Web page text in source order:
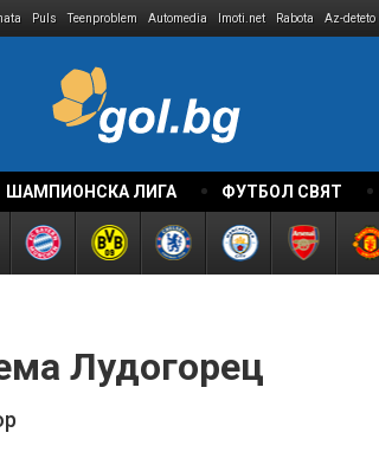
Puls Teenproblem Automedia Imoti.net Rabota Az-deteto
ШАМПИОНСКА ЛИГА ФУТБОЛ СВЯТ
Лудогорец